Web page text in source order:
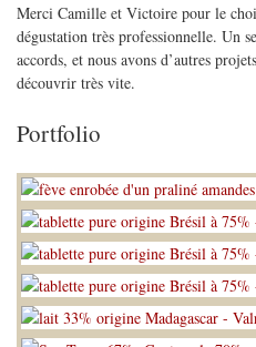
Merci Camille et Victoire pour le
dégustation très professionnelle. Un
accords, et nous avons d’autres
découvrir très vite.
Portfolio